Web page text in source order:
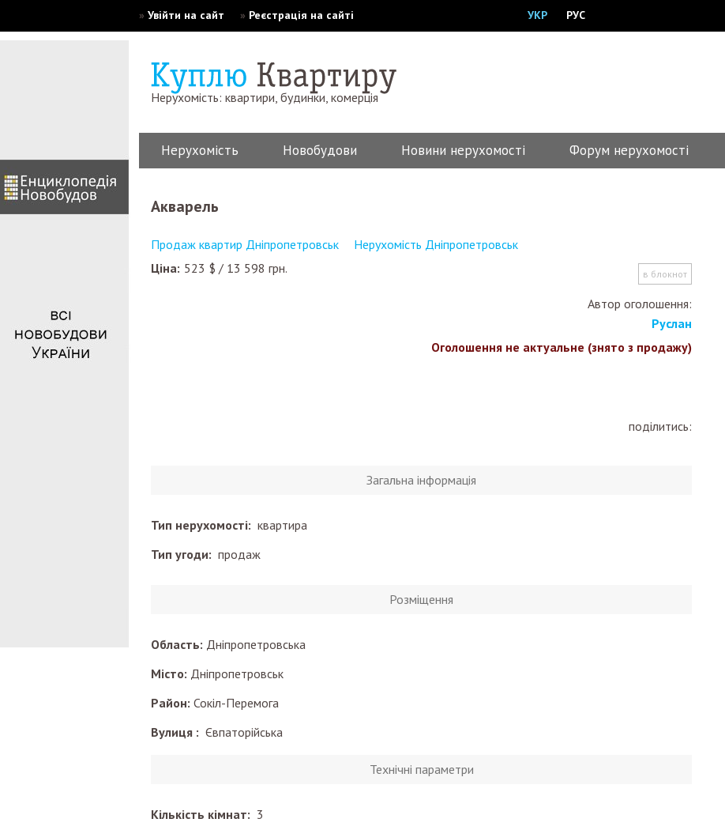
» Увійти на сайт » Реєстрація на сайті УКР РУС
Нерухомість: квартири, будинки, комерція
Нерухомість Новобудови Новини нерухомості Форум нерухомості
Акварель
Продаж квартир Дніпропетровськ
Нерухомість Дніпропетровськ
Ціна: 523 $ / 13 598 грн. в блокнот
Автор оголошення:
Руслан
Оголошення не актуальне (знято з продажу)
поділитись:
Загальна інформація
Тип нерухомості: квартира
Тип угоди: продаж
Розміщення
Область: Дніпропетровська
Місто: Дніпропетровськ
Район: Сокіл-Перемога
Вулиця : Євпаторійська
Технічні параметри
Кількість кімнат: 3